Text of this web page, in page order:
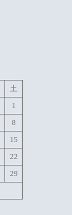
土
1
8
15
22
29